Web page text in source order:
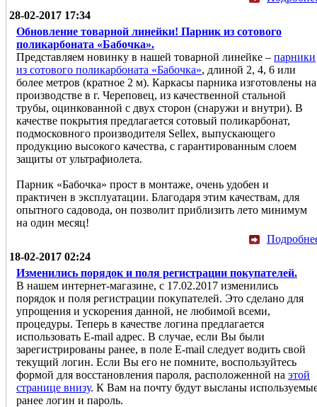
28-02-2017 17:34
Обновление товарной линейки! Парник из сотового
поликарбоната «Бабочка».
Представляем новинку в нашей товарной линейке – парники
из сотового поликарбоната «Бабочка», длиной 2, 4, 6 или
более метров (кратное 2 м). Каркасы парника изготовлены на
производстве в г. Череповец, из качественной стальной
трубы, оцинкованной с двух сторон (снаружи и внутри). В
качестве покрытия предлагается сотовый поликарбонат,
подмосковного производителя Sellex, выпускающего
продукцию высокого качества, с гарантированным слоем
защиты от ультрафиолета.
Парник «Бабочка» прост в монтаже, очень удобен и
практичен в эксплуатации. Благодаря этим качествам, для
опытного садовода, он позволит приблизить лето минимум
на один месяц!
18-02-2017 02:24
Изменились порядок и поля регистрации покупателей.
В нашем интернет-магазине, с 17.02.2017 изменились
порядок и поля регистрации покупателей. Это сделано для
упрощения и ускорения данной, не любимой всеми,
процедуры. Теперь в качестве логина предлагается
использовать E-mail адрес. В случае, если Вы были
зарегистрированы ранее, в поле E-mail следует водить свой
текущий логин. Если Вы его не помните, воспользуйтесь
формой для восстановления пароля, расположенной на этой
странице внизу. К Вам на почту будут высланы
ранее логин и пароль.